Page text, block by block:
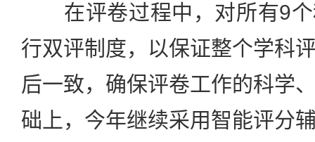
在评卷过程中，对所有9个
行双评制度，以保证整个学科
后一致，确保评卷工作的科学
础上，今年继续采用智能评分